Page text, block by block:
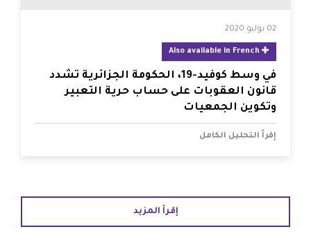
02 يوليو 2020
في وسط كوفيد-19، الحكومة الجزائرية تشدد
قانون العقوبات على حساب حرية التعبير
وتكوين الجمعيات
إقرأ التحليل الكامل
إقرأ المزيد